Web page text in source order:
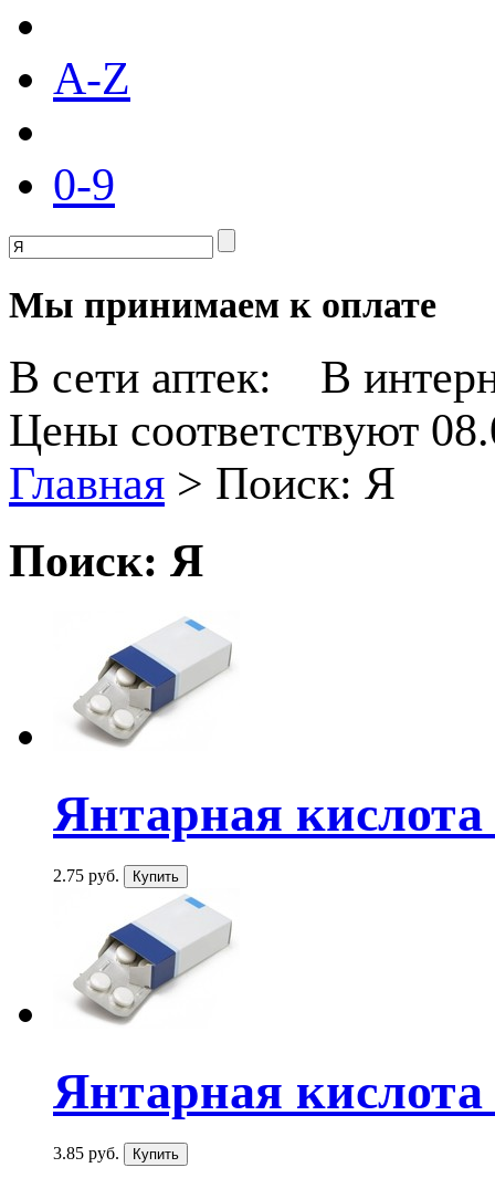
A-Z
0-9
Мы принимаем к оплате
В сети аптек:
В
Цены соответствуют
Главная > Поиск: Я
Поиск: Я
Янтарная
2.75 руб.
Янтарная
3.85 руб.